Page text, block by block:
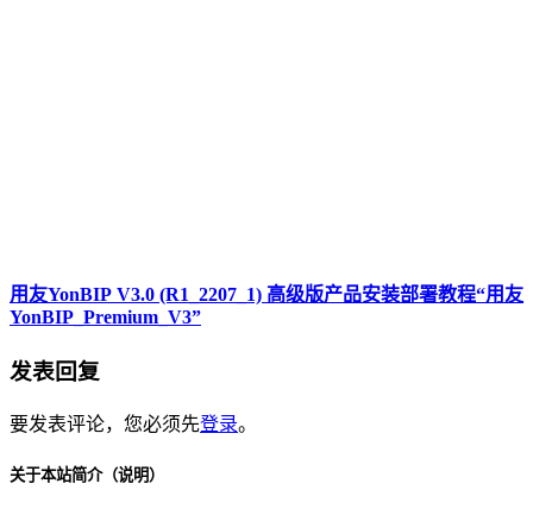
用友YonBIP V3.0 (R1_2207_1) 高级版产品安装部署教程“用友
YonBIP_Premium_V3”
发表回复
要发表评论，您必须先登录。
关于本站简介（说明）